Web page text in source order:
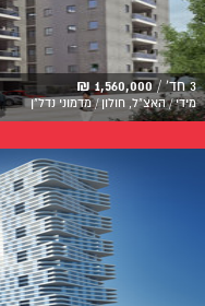
3 חד' / 1,560,000 ₪
מידי / האצ"ל, חולון / מדמוני נדל"ן